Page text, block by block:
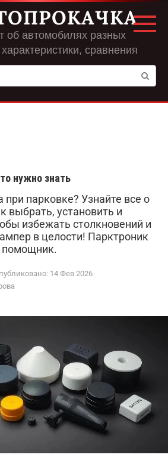
об автомобилях разных
сравнения
нужно знать
при парковке? Узнайте все о
выбрать, установить и
избежать столкновений и
в целости! Парктроник
14 Фев 2026